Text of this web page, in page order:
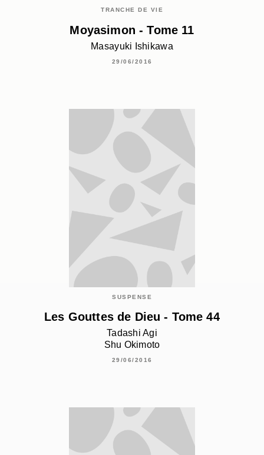
TRANCHE DE VIE
Moyasimon - Tome 11
Masayuki Ishikawa
29/06/2016
SUSPENSE
Les Gouttes de Dieu - Tome 44
Tadashi Agi
Shu Okimoto
29/06/2016